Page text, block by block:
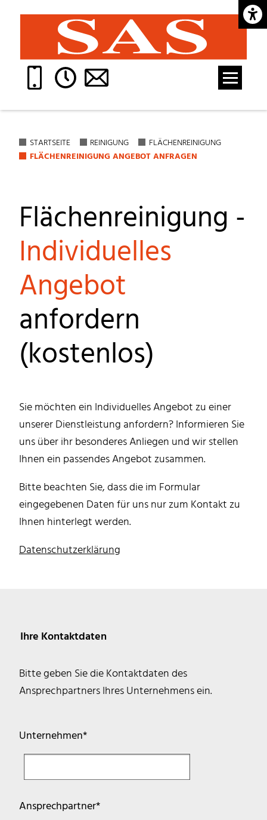
STARTSEITE REINIGUNG
FLÄCHENREINIGUNG
FLÄCHENREINIGUNG ANGEBOT ANFRAGEN
Flächenreinigung -
Individuelles
Angebot
anfordern
(kostenlos)
Sie möchten ein Individuelles Angebot zu einer
unserer Dienstleistung anfordern? Informieren Sie
uns über ihr besonderes Anliegen und wir stellen
Ihnen ein passendes Angebot zusammen.
Bitte beachten Sie, dass die im Formular
eingegebenen Daten für uns nur zum Kontakt zu
Ihnen hinterlegt werden.
Datenschutzerklärung
Ihre Kontaktdaten
Bitte geben Sie die Kontaktdaten des
Ansprechpartners Ihres Unternehmens ein.
Pflichtfeld
Unternehmen*
Pflichtfeld
Ansprechpartner*